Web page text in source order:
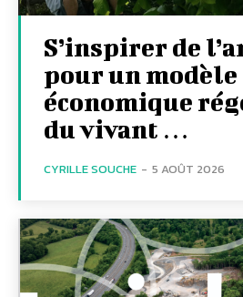
S’inspirer de
pour un modèle
économique
du vivant …
CYRILLE SOUCHE - 5 AOÛT 2026